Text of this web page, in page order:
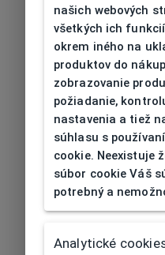
404|
našich webových
všetkých ich
okrem iného na
produktov do
zobrazovanie
požiadanie,
nastavenia a tiež
súhlasu s
cookie. Neexistuje
súbor cookie Váš
potrebný a
Analytické